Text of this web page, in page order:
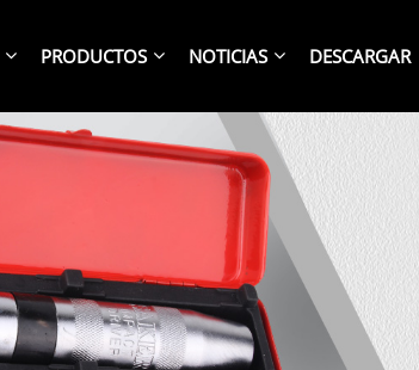
PRODUCTOS NOTICIAS DESCARGAR